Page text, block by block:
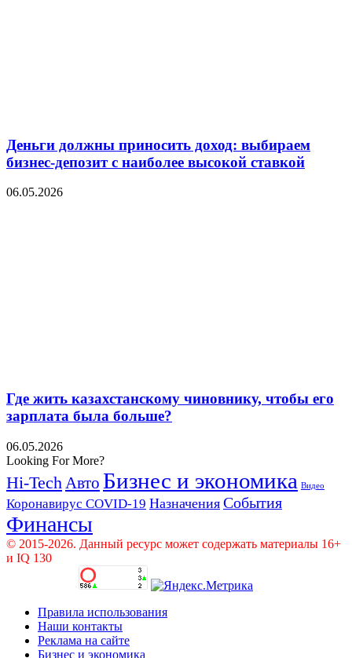
Деньги должны приносить доход: выбираем
бизнес-депозит с наиболее высокой ставкой
06.05.2026
Где жить казахстанскому чиновнику, чтобы его
зарплата была больше?
06.05.2026
Looking For More?
Hi-Tech Авто Бизнес и экономика Видео
Коронавирус COVID-19 Назначения События
Финансы
© 2015-2026. Данный ресурс может содержать материалы 16+
и IQ 130
Правила использования
Наши контакты
Реклама на сайте
Бизнес и экономика